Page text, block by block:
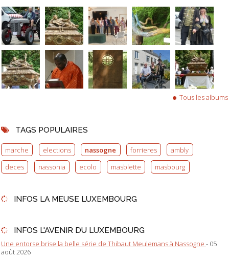
Tous les albums
TAGS POPULAIRES
marche elections nassogne forrieres
ambly
deces
nassonia ecolo masblette masbourg
INFOS LA MEUSE LUXEMBOURG
INFOS L'AVENIR DU LUXEMBOURG
Une entorse brise la belle série de Thibaut Meulemans à Nassogne - 05
août 2026